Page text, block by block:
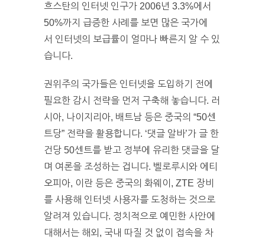
흐스탄의 인터넷 인구가 2006년 3.3%에서
50%까지 급증한 사례를 보면 많은 국가에
서 인터넷의 보급률이 얼마나 빠른지 알 수 있
습니다.
권위주의 국가들은 인터넷을 도입하기 전에
필요한 감시 전략을 먼저 구축해 놓습니다. 러
시아, 나이지리아, 배트남 등은 중국의 “50센
트당” 전략을 활용합니다. ‘댓글 알바’가 글 한
건당 50센트를 받고 정부에 유리한 댓글을 달
며 여론을 조성하는 겁니다. 벨로루시와 에티
오피아, 이란 등은 중국의 화웨이, ZTE 장비
를 사용해 인터넷 사용자를 도청하는 것으로
알려져 있습니다. 정치적으로 예민한 사안에
대해서는 해외, 국내 따질 것 없이 접속을 차